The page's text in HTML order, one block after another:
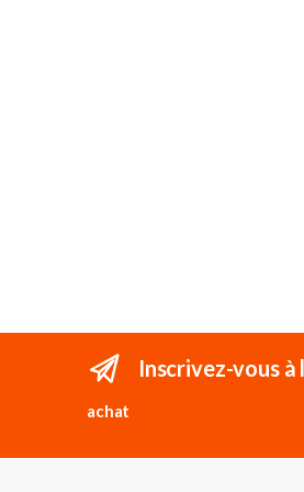
Inscrivez-vous
achat